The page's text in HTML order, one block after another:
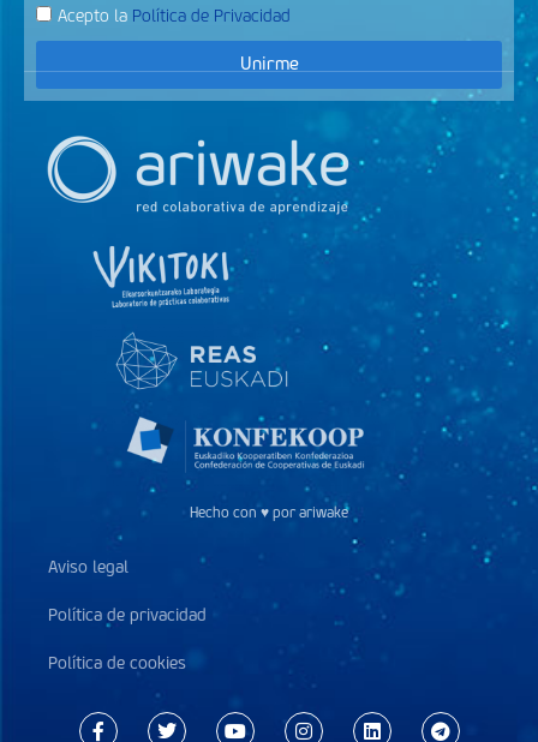
Acepto la Política de Privacidad
Unirme
Hecho con ♥ por ariwake
Aviso legal
Política de privacidad
Política de cookies